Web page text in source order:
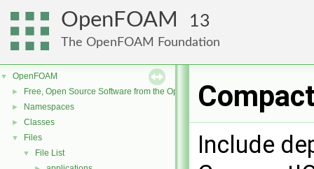
OpenFOAM 13
The OpenFOAM Foundation
▼ OpenFOAM
► Free, Open Source Software from the OpenFOAM Foundation
► Namespaces
► Classes
▼ Files
▼ File List
Include